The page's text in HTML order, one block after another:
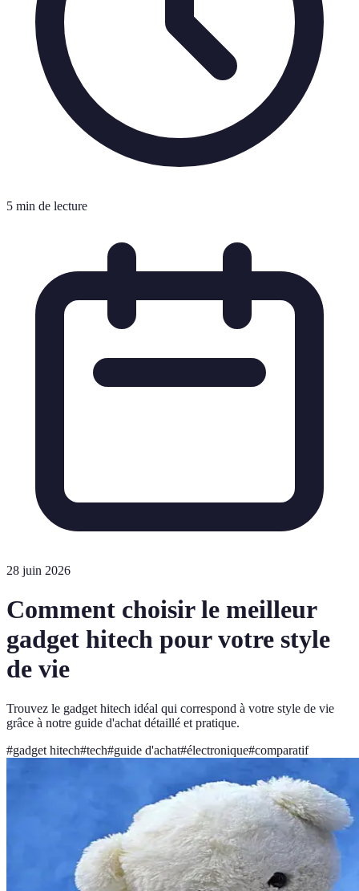
5 min de lecture
28 juin 2026
Comment choisir le meilleur
gadget hitech pour votre style
de vie
Trouvez le gadget hitech idéal qui correspond à votre style de vie
grâce à notre guide d'achat détaillé et pratique.
#gadget hitech#tech#guide d'achat#électronique#comparatif